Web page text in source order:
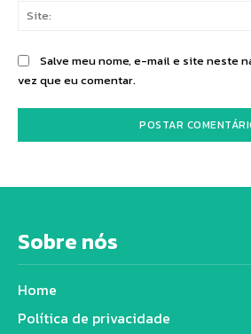
Salve meu nome, e-mail e site neste
vez que eu comentar.
Sobre nós
Home
Política de privacidade